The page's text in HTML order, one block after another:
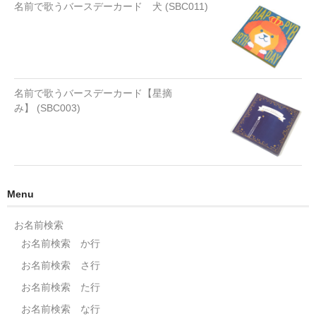
名前で歌うバースデーカード 犬 (SBC011)
名前で歌うバースデーカード【星摘
み】 (SBC003)
Menu
お名前検索
お名前検索 か行
お名前検索 さ行
お名前検索 た行
お名前検索 な行